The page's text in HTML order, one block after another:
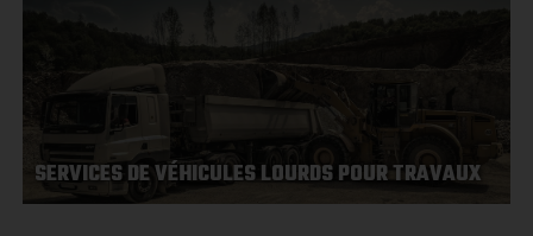
SERVICES DE VÉHICULES LOURDS POUR TRAVAUX